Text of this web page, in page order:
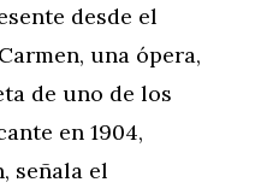
desde el
una ópera,
de uno de los
en 1904,
señala el